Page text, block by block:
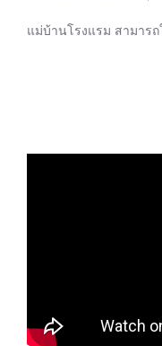
แม่บ้านโรงแรม สามาร